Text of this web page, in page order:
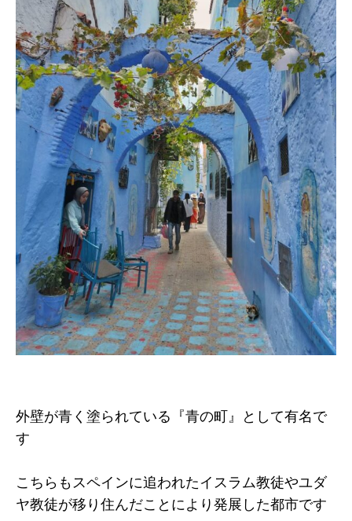
外壁が青く塗られている『青の町』として有名で
す
こちらもスペインに追われたイスラム教徒やユダ
ヤ教徒が移り住んだことにより発展した都市です